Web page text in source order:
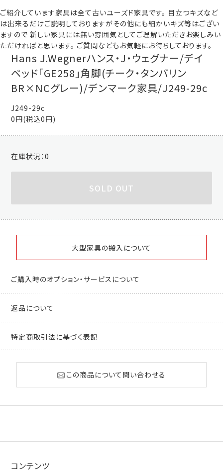
ご紹介しています家具は全て古いユーズド家具です。 目立つキズなど
は出来るだけご説明しておりますがその他にも細かいキズ等はござい
ますので 新しい家具には無い雰囲気としてご理解いただきお楽しみい
ただければと思います。 ご質問などもお気軽にお待ちしております。
Hans J.Wegnerハンス・J・ウェグナー/デイ
ベッド「GE258」角脚(チーク・タンバリン
BR×NCグレー)/デンマーク家具/J249-29c
J249-29c
0円(税込0円)
在庫状況：0
SOLD OUT
大型家具の搬入について
ご購入時のオプション・サービスについて
返品について
特定商取引法に基づく表記
この商品について問い合わせる
コンテンツ